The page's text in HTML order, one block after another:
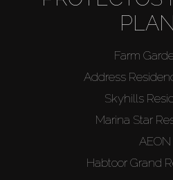
Farm
Address
Skyhills
Marina Star
AEON
Habtoor Grand